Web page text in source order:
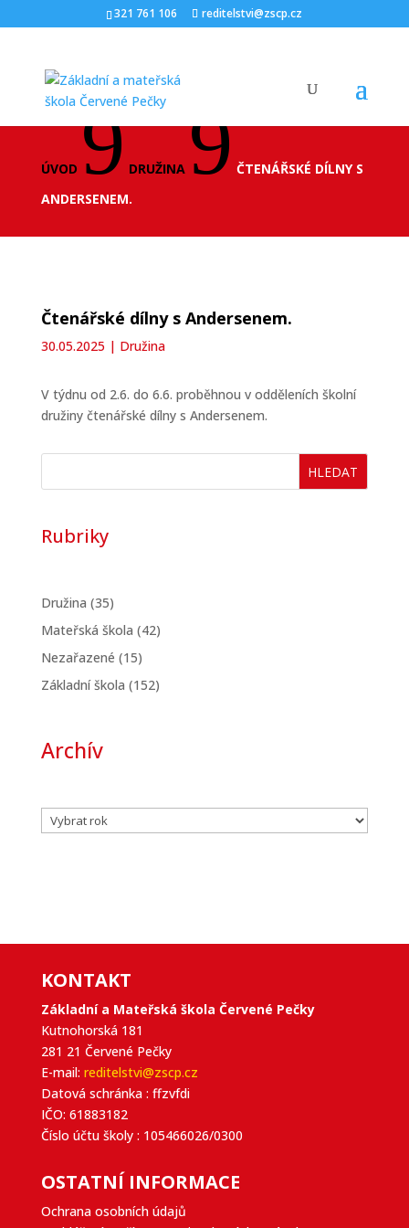
321 761 106 reditelstvi@zscp.cz
ÚVOD 9 DRUŽINA 9 ČTENÁŘSKÉ DÍLNY S
ANDERSENEM.
Čtenářské dílny s Andersenem.
30.05.2025 | Družina
V týdnu od 2.6. do 6.6. proběhnou v odděleních školní
družiny čtenářské dílny s Andersenem.
HLEDAT
Rubriky
Družina (35)
Mateřská škola (42)
Nezařazené (15)
Základní škola (152)
Archív
Archivy
KONTAKT
Základní a Mateřská škola Červené Pečky
Kutnohorská 181
281 21 Červené Pečky
E-mail: reditelstvi@zscp.cz
Datová schránka : ffzvfdi
IČO: 61883182
Číslo účtu školy : 105466026/0300
OSTATNÍ INFORMACE
Ochrana osobních údajů